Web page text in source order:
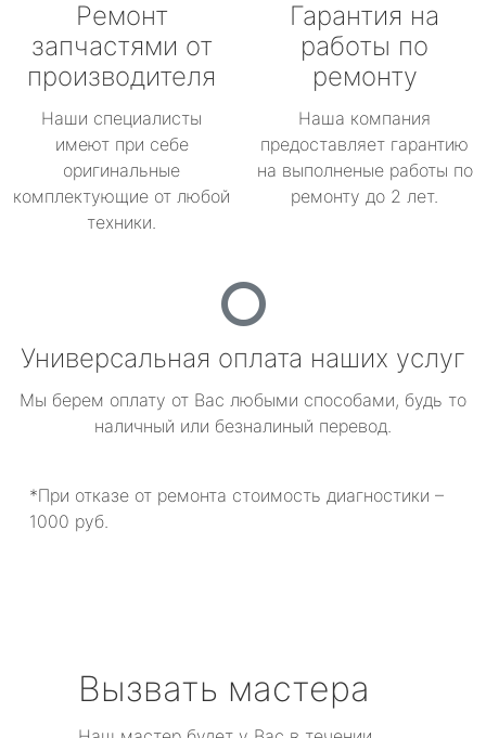
Ремонт
запчастями от
производителя
Наши специалисты
имеют при себе
оригинальные
комплектующие от любой
техники.
Гарантия на
работы по
ремонту
Наша компания
предоставляет гарантию
на выполненые работы по
ремонту до 2 лет.
Универсальная оплата наших услуг
Мы берем оплату от Вас любыми способами, будь то
наличный или безналиный перевод.
*При отказе от ремонта стоимость диагностики –
1000 руб.
Вызвать мастера